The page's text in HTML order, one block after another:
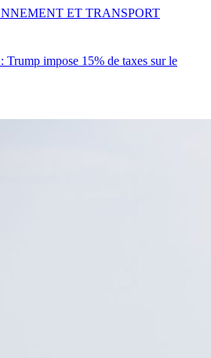
Trump impose 15% de taxes sur le
ET TRANSPORT